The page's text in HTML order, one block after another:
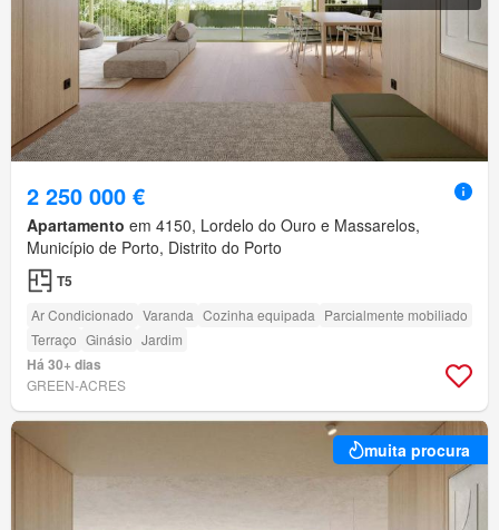
2 250 000 €
Apartamento em 4150, Lordelo do Ouro e Massarelos,
Município de Porto, Distrito do Porto
T5
Ar Condicionado Varanda Cozinha equipada Parcialmente mobiliado
Terraço Ginásio Jardim
Há 30+ dias
GREEN-ACRES
muita procura